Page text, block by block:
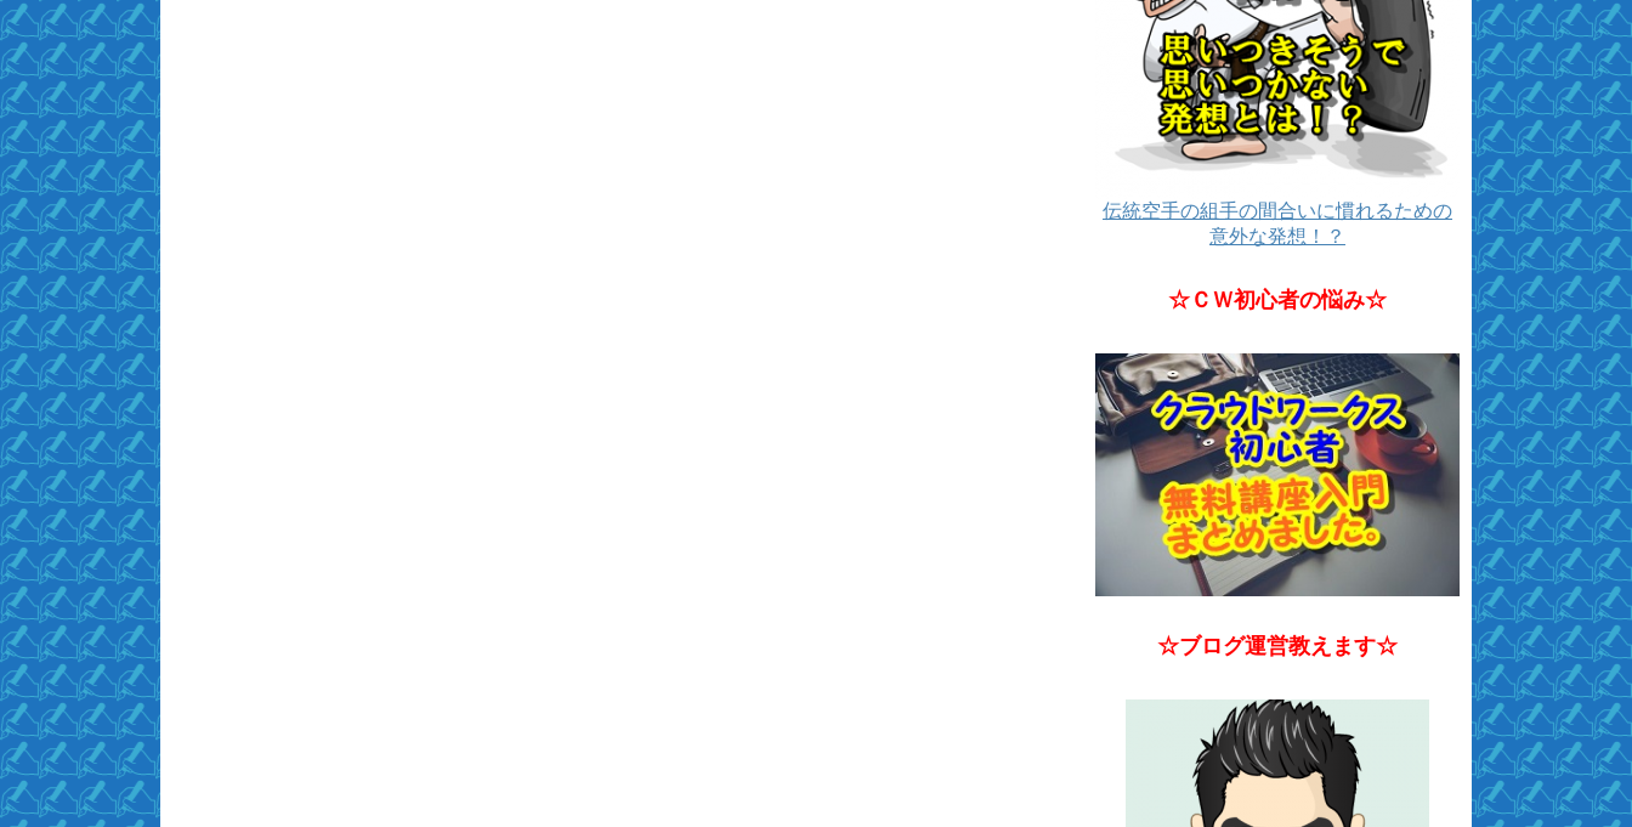
伝統空手の組手の間合いに慣れるための
意外な発想！？
☆ＣＷ初心者の悩み☆
☆ブログ運営教えます☆